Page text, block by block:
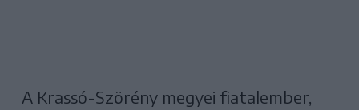
A Krassó-Szörény megyei fiatalember,